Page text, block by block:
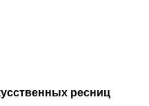
ресниц